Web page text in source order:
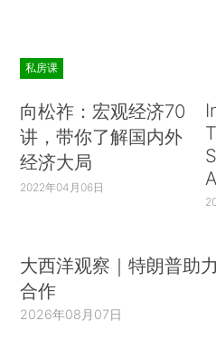
私房课
向松祚：宏观经济70
讲，带你了解国内外
经济大局
2022年04月06日
大西洋观察｜特朗普助
合作
2026年08月07日